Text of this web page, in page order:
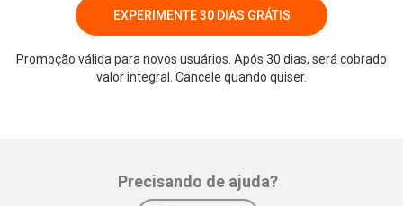
EXPERIMENTE 30 DIAS GRÁTIS
Promoção válida para novos usuários. Após 30 dias, será cobrado
valor integral. Cancele quando quiser.
Precisando de ajuda?